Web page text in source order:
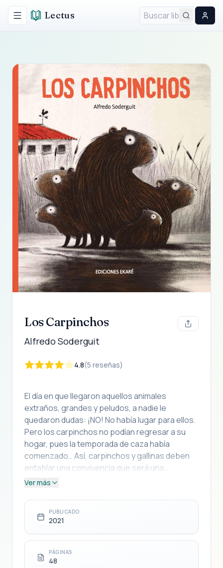
Alternar menú
Lectus
Los Carpinchos
Alfredo Soderguit
4.8(5 reseñas)
El día en que llegaron aquellos animales
extraños, grandes y peludos, a nadie le
quedaron dudas: ¡NO! No había lugar para ellos.
Pero los carpinchos no podían regresar a su
hogar, pues la temporada de caza había
comenzado… Así, carpinchos y gallinas deben
entablar una convivencia que será una
Ver más
PUBLICADO
2021
PÁGINAS
48